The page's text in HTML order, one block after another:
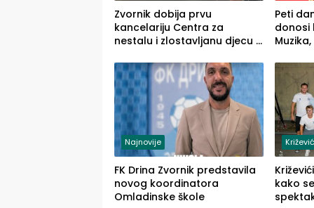
Zvornik dobija prvu
kancelariju Centra za
nestalu i zlostavljanu djecu u
Peti
Najnovije
FK Drina Zvornik predstavila
novog koordinatora
Omladinske škole
kako